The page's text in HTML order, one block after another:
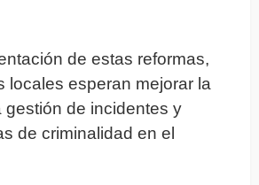
de estas reformas,
locales esperan mejorar la
gestión de incidentes y
de criminalidad en el